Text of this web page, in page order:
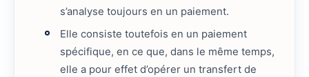
s’analyse toujours en un paiement.
Elle consiste toutefois en un paiement
spécifique, en ce que, dans le même temps,
elle a pour effet d’opérer un transfert de